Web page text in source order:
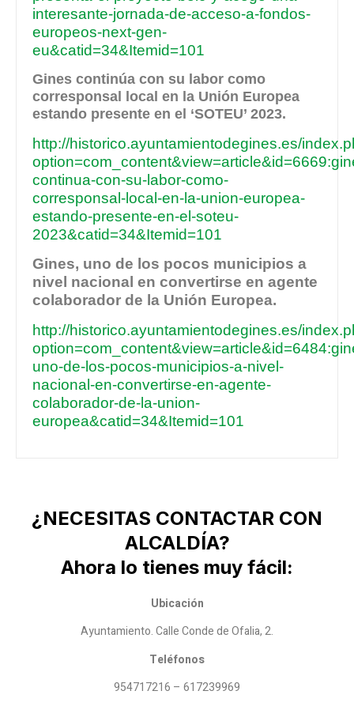
interesante-jornada-de-acceso-a-fondos-
europeos-next-gen-
eu&catid=34&Itemid=101
Gines continúa con su labor como
corresponsal local en la Unión Europea
estando presente en el ‘SOTEU’ 2023.
http://historico.ayuntamientodegines.es/
continua-con-su-labor-como-
corresponsal-local-en-la-union-europea-
estando-presente-en-el-soteu-
2023&catid=34&Itemid=101
Gines, uno de los pocos municipios a
nivel nacional en convertirse en agente
colaborador de la Unión Europea.
http://historico.ayuntamientodegines.es/
uno-de-los-pocos-municipios-a-nivel-
nacional-en-convertirse-en-agente-
colaborador-de-la-union-
europea&catid=34&Itemid=101
¿NECESITAS CONTACTAR CON
ALCALDÍA?
Ahora lo tienes muy fácil:
Ubicación
Ayuntamiento. Calle Conde de Ofalia, 2.
Teléfonos
954717216 – 617239969